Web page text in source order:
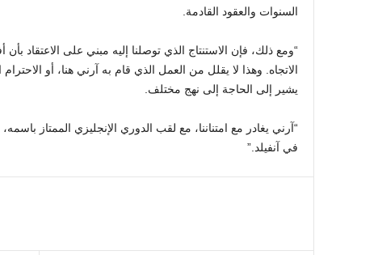
السنوات والعقود القادمة.
“ومع ذلك، فإن الاستنتاج الذي توصلنا إليه مبني على الاعتقاد
الاتجاه. وهذا لا يقلل من العمل الذي قام به آرني هنا، أو
يشير إلى الحاجة إلى نهج مختلف.
“آرني يغادر مع امتناننا، مع لقب الدوري الإنجليزي الممتاز
في آنفيلد.”